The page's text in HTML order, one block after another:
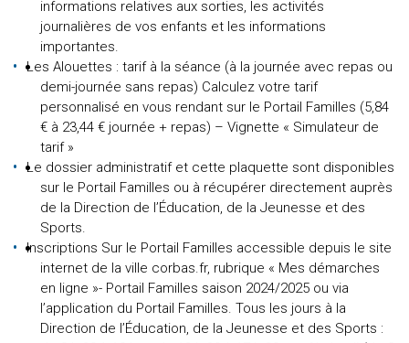
informations relatives aux sorties, les activités
journalières de vos enfants et les informations
importantes.
Les Alouettes : tarif à la séance (à la journée avec repas ou
demi-journée sans repas) Calculez votre tarif
personnalisé en vous rendant sur le Portail Familles (5,84
€ à 23,44 € journée + repas) – Vignette « Simulateur de
tarif »
Le dossier administratif et cette plaquette sont disponibles
sur le Portail Familles ou à récupérer directement auprès
de la Direction de l’Éducation, de la Jeunesse et des
Sports.
Inscriptions Sur le Portail Familles accessible depuis le site
internet de la ville corbas.fr, rubrique « Mes démarches
en ligne »- Portail Familles saison 2024/2025 ou via
l’application du Portail Familles. Tous les jours à la
Direction de l’Éducation, de la Jeunesse et des Sports :